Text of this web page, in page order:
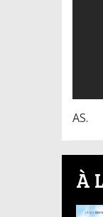
AS.
À